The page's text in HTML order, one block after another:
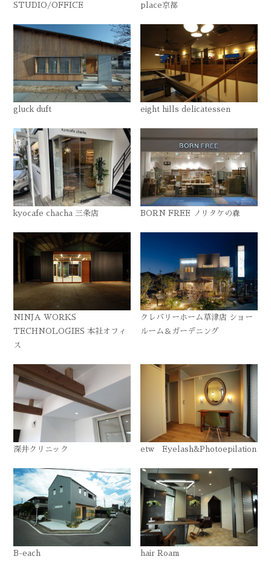
STUDIO/OFFICE
place京都
gluck duft eight hills delicatessen
kyocafe chacha 三条店 BORN FREE ノリタケの森
NINJA WORKS
TECHNOLOGIES 本社オフィ
ス
クレバリーホーム草津店 ショー
ルーム＆ガーデニング
深井クリニック etw Eyelash&Photoepilation
B-each hair Roam